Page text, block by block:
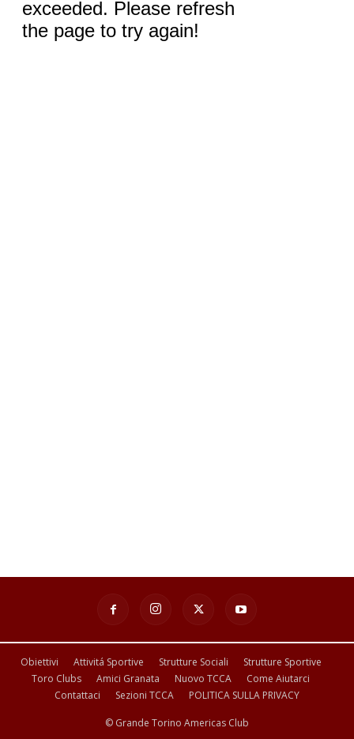
Obiettivi Attivitá Sportive Strutture Sociali
Strutture Sportive
Toro Clubs
Amici Granata Nuovo TCCA
Come Aiutarci
Contattaci
Sezioni TCCA POLITICA SULLA PRIVACY
© Grande Torino Americas Club